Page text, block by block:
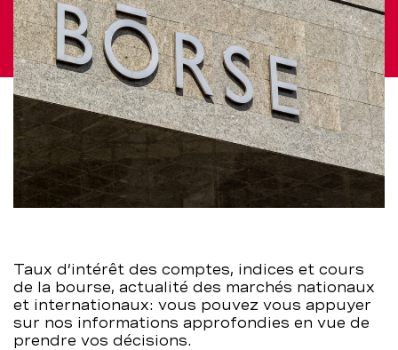
marché
–
BCBE
Taux d’intérêt des comptes, indices et cours
de la bourse, actualité des marchés nationaux
et internationaux: vous pouvez vous appuyer
sur nos informations approfondies en vue de
prendre vos décisions.